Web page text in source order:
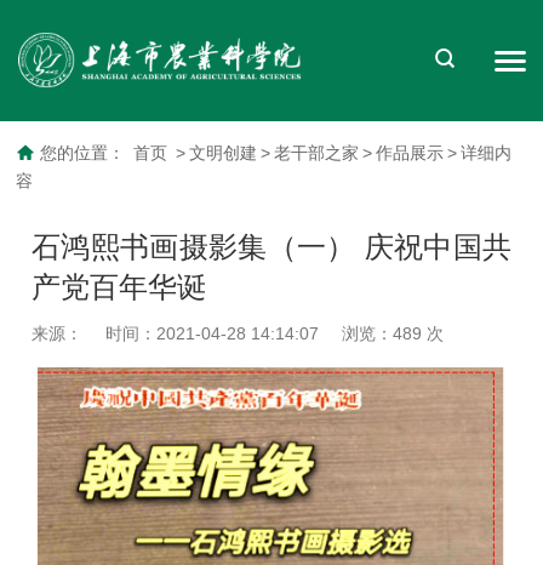
您的位置： 首页 > 文明创建 > 老干部之家 > 作品展示 > 详细内
容
石鸿熙书画摄影集（一） 庆祝中国共
产党百年华诞
来源： 时间：2021-04-28 14:14:07 浏览：489 次